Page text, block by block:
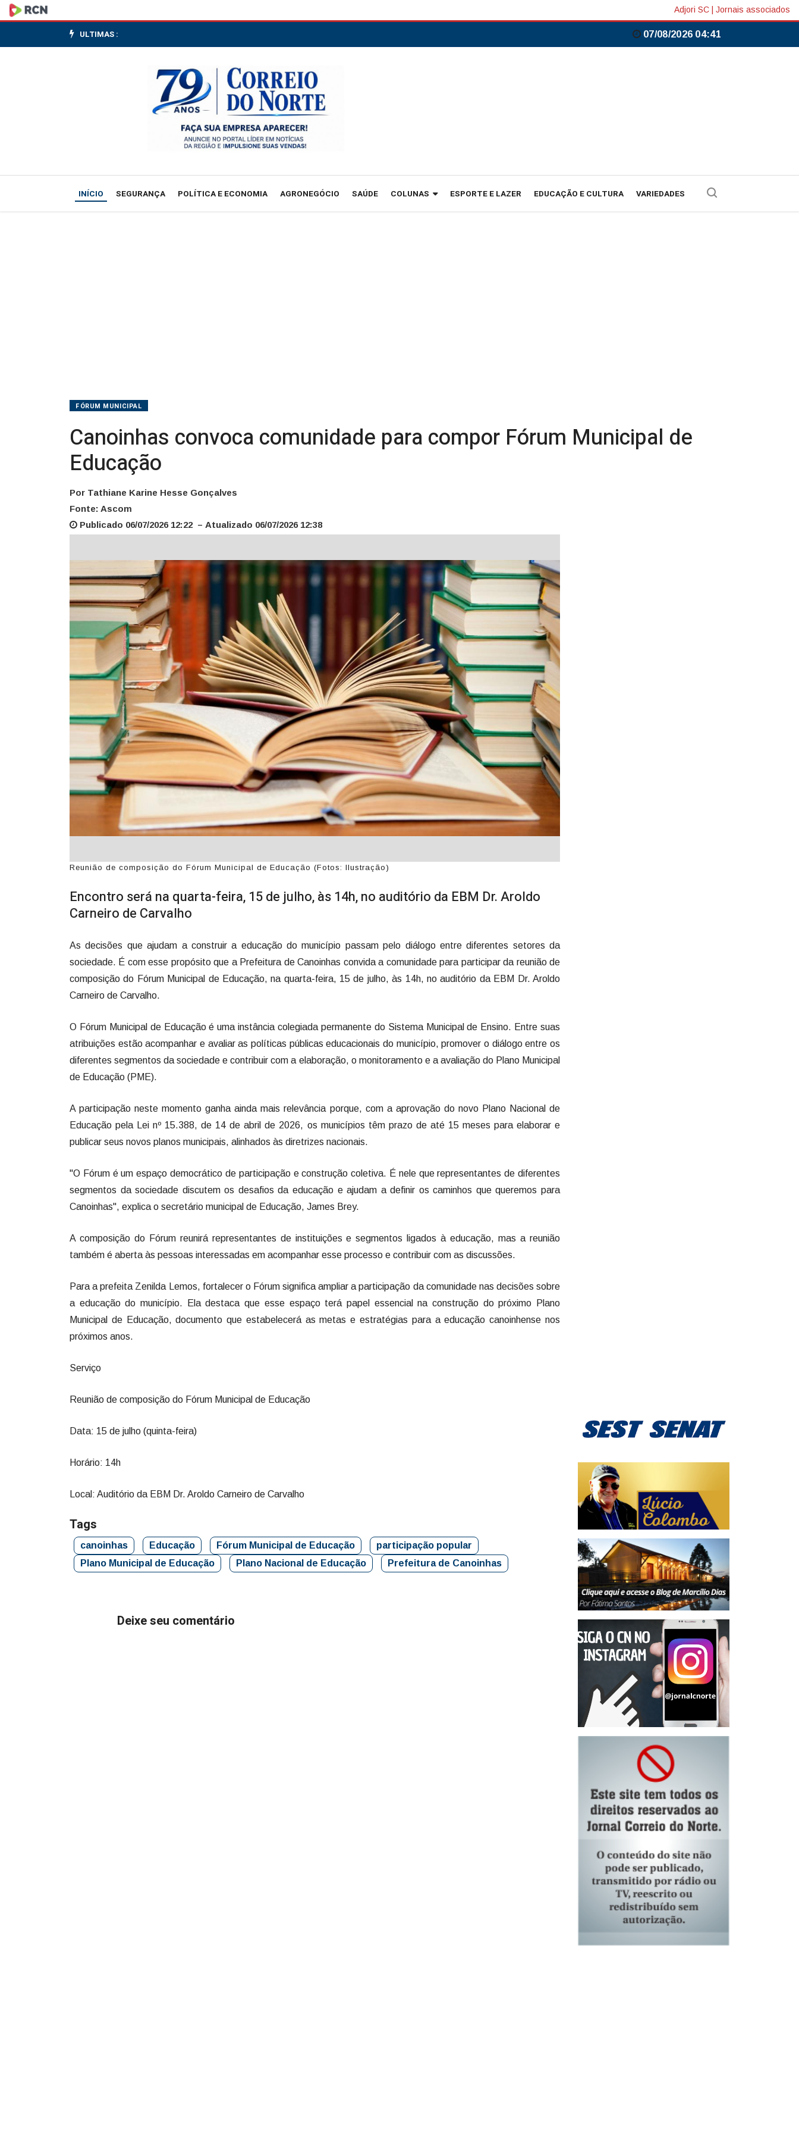
Canoinhas
convoca
Municipal
Adjori SC Jornais associados
ULTIMAS : 07/08/2026 04:41
INÍCIO SEGURANÇA POLÍTICA E ECONOMIA AGRONEGÓCIO SAÚDE COLUNAS ESPORTE E LAZER EDUCAÇÃO E CULTURA VARIEDADES
FÓRUM MUNICIPAL
Canoinhas convoca comunidade para compor Fórum Municipal de
Educação
Por Tathiane Karine Hesse Gonçalves
Fonte: Ascom
Publicado 06/07/2026 12:22 – Atualizado 06/07/2026 12:38
Reunião de composição do Fórum Municipal de Educação (Fotos: Ilustração)
Encontro será na quarta-feira, 15 de julho, às 14h, no auditório da EBM Dr. Aroldo
Carneiro de Carvalho
As decisões que ajudam a construir a educação do município passam pelo diálogo entre diferentes setores da
sociedade. É com esse propósito que a Prefeitura de Canoinhas convida a comunidade para participar da reunião de
composição do Fórum Municipal de Educação, na quarta-feira, 15 de julho, às 14h, no auditório da EBM Dr. Aroldo
Carneiro de Carvalho.
O Fórum Municipal de Educação é uma instância colegiada permanente do Sistema Municipal de Ensino. Entre suas
atribuições estão acompanhar e avaliar as políticas públicas educacionais do município, promover o diálogo entre os
diferentes segmentos da sociedade e contribuir com a elaboração, o monitoramento e a avaliação do Plano Municipal
de Educação (PME).
A participação neste momento ganha ainda mais relevância porque, com a aprovação do novo Plano Nacional de
Educação pela Lei nº 15.388, de 14 de abril de 2026, os municípios têm prazo de até 15 meses para elaborar e
publicar seus novos planos municipais, alinhados às diretrizes nacionais.
"O Fórum é um espaço democrático de participação e construção coletiva. É nele que representantes de diferentes
segmentos da sociedade discutem os desafios da educação e ajudam a definir os caminhos que queremos para
Canoinhas", explica o secretário municipal de Educação, James Brey.
A composição do Fórum reunirá representantes de instituições e segmentos ligados à educação, mas a reunião
também é aberta às pessoas interessadas em acompanhar esse processo e contribuir com as discussões.
Para a prefeita Zenilda Lemos, fortalecer o Fórum significa ampliar a participação da comunidade nas decisões sobre
a educação do município. Ela destaca que esse espaço terá papel essencial na construção do próximo Plano
Municipal de Educação, documento que estabelecerá as metas e estratégias para a educação canoinhense nos
próximos anos.
Serviço
Reunião de composição do Fórum Municipal de Educação
Data: 15 de julho (quinta-feira)
Horário: 14h
Local: Auditório da EBM Dr. Aroldo Carneiro de Carvalho
Tags
canoinhas Educação Fórum Municipal de Educação
participação popular
Plano Municipal de Educação
Plano Nacional de Educação Prefeitura de Canoinhas
Deixe seu comentário